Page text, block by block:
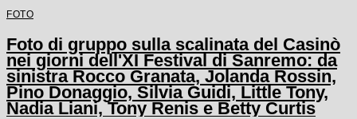
FOTO
Foto di gruppo sulla scalinata del Casinò
nei giorni dell'XI Festival di Sanremo: da
sinistra Rocco Granata, Jolanda Rossin,
Pino Donaggio, Silvia Guidi, Little Tony,
Nadia Liani, Tony Renis e Betty Curtis